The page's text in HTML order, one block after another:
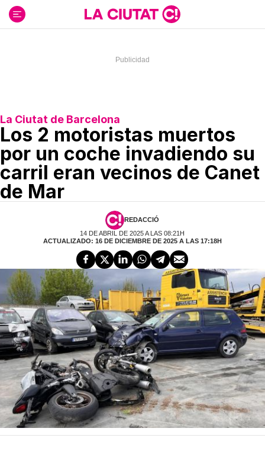
contenido
La Ciutat de Barcelona
Los 2 motoristas muertos
por un coche invadiendo su
carril eran vecinos de Canet
de Mar
REDACCIÓ
14 DE ABRIL DE 2025 A LAS 08:21H
ACTUALIZADO: 16 DE DICIEMBRE DE 2025 A LAS 17:18H